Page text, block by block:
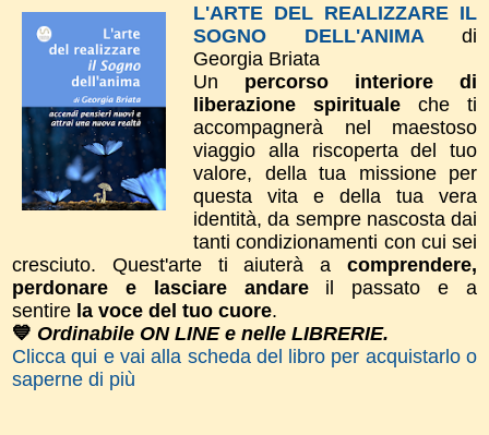
L'ARTE DEL REALIZZARE IL
SOGNO DELL'ANIMA
di
Georgia Briata
Un percorso interiore di
liberazione spirituale che ti
accompagnerà nel maestoso
viaggio alla riscoperta del tuo
valore, della tua missione per
questa vita e della tua vera
identità, da sempre nascosta dai
tanti condizionamenti con cui sei
cresciuto. Quest'arte ti aiuterà a comprendere,
perdonare e lasciare andareil passato e a
sentire la voce del tuo cuore.
💙 Ordinabile ON LINE e nelle LIBRERIE.
Clicca qui e vai alla scheda del libro per acquistarlo o
saperne di più